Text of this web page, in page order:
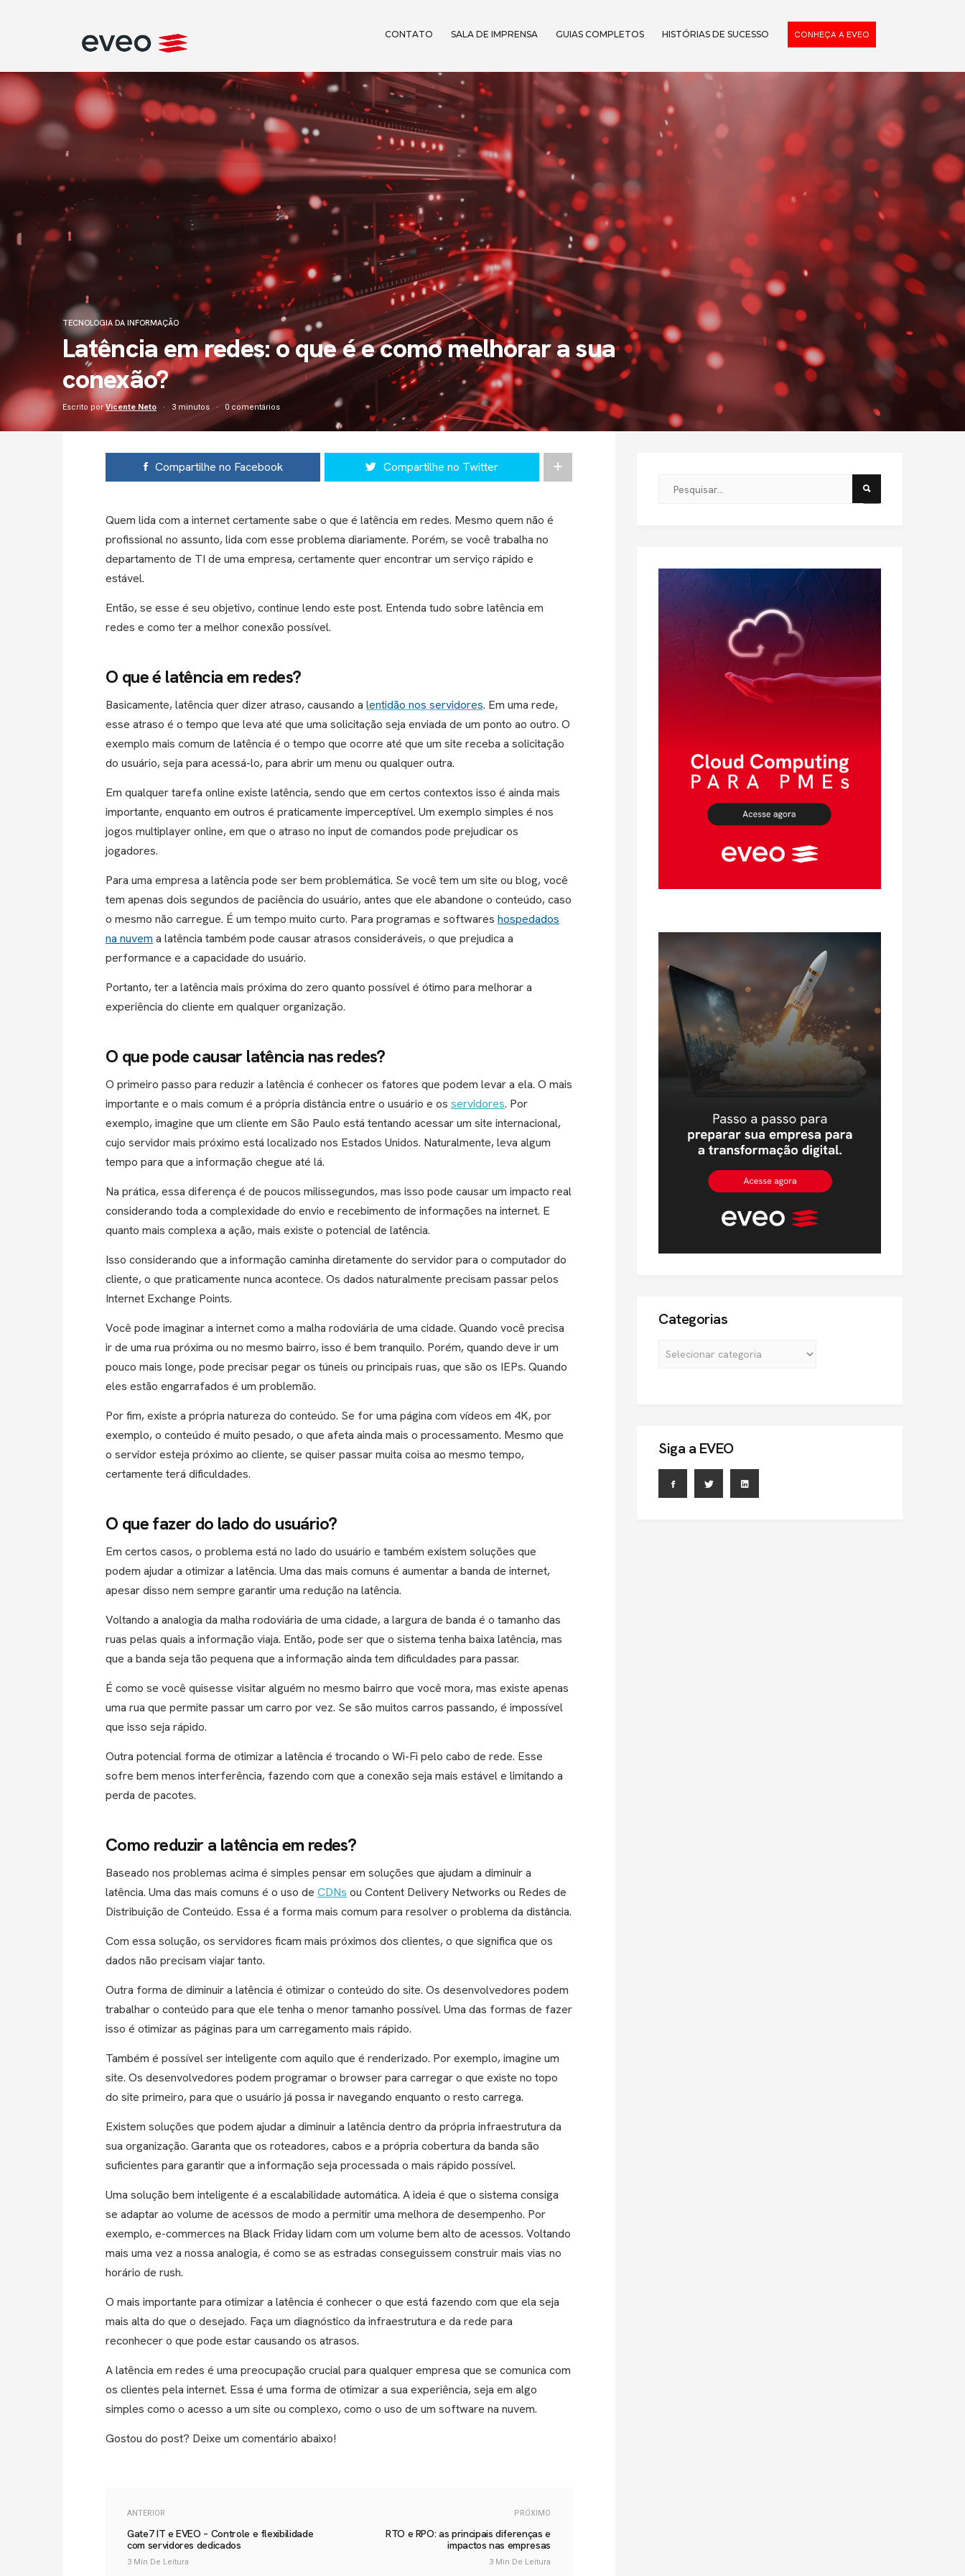
CONTATO SALA DE IMPRENSA GUIAS COMPLETOS HISTÓRIAS DE SUCESSO CONHEÇA A EVEO
TECNOLOGIA DA INFORMAÇÃO
Latência em redes: o que é e como melhorar a sua
conexão?
Escrito porVicente Neto 3 minutos 0 comentários
Compartilhe no Facebook Compartilhe no Twitter
Quem lida com a internet certamente sabe o que é latência em redes. Mesmo quem não é
profissional no assunto, lida com esse problema diariamente. Porém, se você trabalha no
departamento de TI de uma empresa, certamente quer encontrar um serviço rápido e
estável.
Então, se esse é seu objetivo, continue lendo este post. Entenda tudo sobre latência em
redes e como ter a melhor conexão possível.
O que é latência em redes?
Basicamente, latência quer dizer atraso, causando a lentidão nos servidores. Em uma rede,
esse atraso é o tempo que leva até que uma solicitação seja enviada de um ponto ao outro. O
exemplo mais comum de latência é o tempo que ocorre até que um site receba a solicitação
do usuário, seja para acessá-lo, para abrir um menu ou qualquer outra.
Em qualquer tarefa online existe latência, sendo que em certos contextos isso é ainda mais
importante, enquanto em outros é praticamente imperceptível. Um exemplo simples é nos
jogos multiplayer online, em que o atraso no input de comandos pode prejudicar os
jogadores.
Para uma empresa a latência pode ser bem problemática. Se você tem um site ou blog, você
tem apenas dois segundos de paciência do usuário, antes que ele abandone o conteúdo, caso
o mesmo não carregue. É um tempo muito curto. Para programas e softwares hospedados
na nuvem a latência também pode causar atrasos consideráveis, o que prejudica a
performance e a capacidade do usuário.
Portanto, ter a latência mais próxima do zero quanto possível é ótimo para melhorar a
experiência do cliente em qualquer organização.
O que pode causar latência nas redes?
O primeiro passo para reduzir a latência é conhecer os fatores que podem levar a ela. O mais
importante e o mais comum é a própria distância entre o usuário e os servidores. Por
exemplo, imagine que um cliente em São Paulo está tentando acessar um site internacional,
cujo servidor mais próximo está localizado nos Estados Unidos. Naturalmente, leva algum
tempo para que a informação chegue até lá.
Na prática, essa diferença é de poucos milissegundos, mas isso pode causar um impacto real
considerando toda a complexidade do envio e recebimento de informações na internet. E
quanto mais complexa a ação, mais existe o potencial de latência.
Isso considerando que a informação caminha diretamente do servidor para o computador do
cliente, o que praticamente nunca acontece. Os dados naturalmente precisam passar pelos
Internet Exchange Points.
Você pode imaginar a internet como a malha rodoviária de uma cidade. Quando você precisa
ir de uma rua próxima ou no mesmo bairro, isso é bem tranquilo. Porém, quando deve ir um
pouco mais longe, pode precisar pegar os túneis ou principais ruas, que são os IEPs. Quando
eles estão engarrafados é um problemão.
Por fim, existe a própria natureza do conteúdo. Se for uma página com vídeos em 4K, por
exemplo, o conteúdo é muito pesado, o que afeta ainda mais o processamento. Mesmo que
o servidor esteja próximo ao cliente, se quiser passar muita coisa ao mesmo tempo,
certamente terá dificuldades.
O que fazer do lado do usuário?
Em certos casos, o problema está no lado do usuário e também existem soluções que
podem ajudar a otimizar a latência. Uma das mais comuns é aumentar a banda de internet,
apesar disso nem sempre garantir uma redução na latência.
Voltando a analogia da malha rodoviária de uma cidade, a largura de banda é o tamanho das
ruas pelas quais a informação viaja. Então, pode ser que o sistema tenha baixa latência, mas
que a banda seja tão pequena que a informação ainda tem dificuldades para passar.
É como se você quisesse visitar alguém no mesmo bairro que você mora, mas existe apenas
uma rua que permite passar um carro por vez. Se são muitos carros passando, é impossível
que isso seja rápido.
Outra potencial forma de otimizar a latência é trocando o Wi-Fi pelo cabo de rede. Esse
sofre bem menos interferência, fazendo com que a conexão seja mais estável e limitando a
perda de pacotes.
Como reduzir a latência em redes?
Baseado nos problemas acima é simples pensar em soluções que ajudam a diminuir a
latência. Uma das mais comuns é o uso de CDNs ou Content Delivery Networks ou Redes de
Distribuição de Conteúdo. Essa é a forma mais comum para resolver o problema da distância.
Com essa solução, os servidores ficam mais próximos dos clientes, o que significa que os
dados não precisam viajar tanto.
Outra forma de diminuir a latência é otimizar o conteúdo do site. Os desenvolvedores podem
trabalhar o conteúdo para que ele tenha o menor tamanho possível. Uma das formas de fazer
isso é otimizar as páginas para um carregamento mais rápido.
Também é possível ser inteligente com aquilo que é renderizado. Por exemplo, imagine um
site. Os desenvolvedores podem programar o browser para carregar o que existe no topo
do site primeiro, para que o usuário já possa ir navegando enquanto o resto carrega.
Existem soluções que podem ajudar a diminuir a latência dentro da própria infraestrutura da
sua organização. Garanta que os roteadores, cabos e a própria cobertura da banda são
suficientes para garantir que a informação seja processada o mais rápido possível.
Uma solução bem inteligente é a escalabilidade automática. A ideia é que o sistema consiga
se adaptar ao volume de acessos de modo a permitir uma melhora de desempenho. Por
exemplo, e-commerces na Black Friday lidam com um volume bem alto de acessos. Voltando
mais uma vez a nossa analogia, é como se as estradas conseguissem construir mais vias no
horário de rush.
O mais importante para otimizar a latência é conhecer o que está fazendo com que ela seja
mais alta do que o desejado. Faça um diagnóstico da infraestrutura e da rede para
reconhecer o que pode estar causando os atrasos.
A latência em redes é uma preocupação crucial para qualquer empresa que se comunica com
os clientes pela internet. Essa é uma forma de otimizar a sua experiência, seja em algo
simples como o acesso a um site ou complexo, como o uso de um software na nuvem.
Gostou do post? Deixe um comentário abaixo!
ANTERIOR
Gate7 IT e EVEO – Controle e flexibilidade
com servidores dedicados
3 Min De Leitura
PRÓXIMO
RTO e RPO: as principais diferenças e
impactos nas empresas
3 Min De Leitura
Este é um campo de pesquisa com recurso de sugestão
Categorias
Siga a EVEO